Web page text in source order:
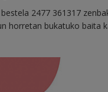
2477 361317
horretan bukatuko baita